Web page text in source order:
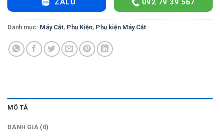
ZALO 092 79 39 567
Danh mục: Máy Cắt, Phụ Kiện, Phụ kiện Máy Cắt
MÔ TẢ
ĐÁNH GIÁ (0)